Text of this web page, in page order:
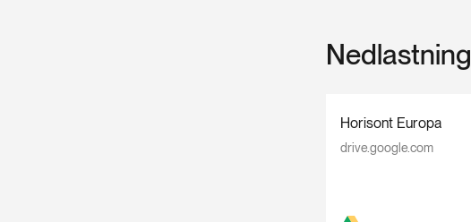
Nedlastning
Horisont Europa
drive.google.com